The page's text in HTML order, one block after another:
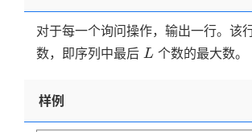
对于每一个询问操作，输出一行。该
数，即序列中最后 L
L 个数的最大数。
样例